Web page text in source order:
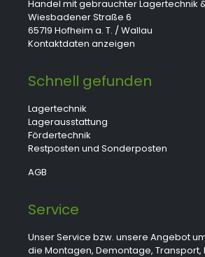
Handel mit gebrauchter Lagertechnik
Wiesbadener Straße 6
65719 Hofheim a. T. / Wallau
Kontaktdaten anzeigen
Schnell gefunden
Lagertechnik
Lagerausstattung
Fördertechnik
Restposten und Sonderposten
AGB
Service
Unser Service bzw. unsere Angebot
die Montagen, Demontage, Transport,